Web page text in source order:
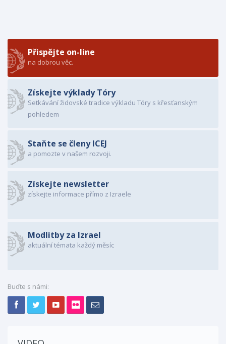
Přispějte on-line
na dobrou věc.
Získejte výklady Tóry
Setkávání židovské tradice výkladu Tóry s křesťanským
pohledem
Staňte se členy ICEJ
a pomozte v našem rozvoji.
Získejte newsletter
získejte informace přímo z Izraele
Modlitby za Izrael
aktuální témata každý měsíc
Buďte s námi: